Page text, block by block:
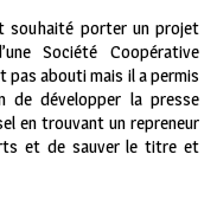
souhaité porter un projet
Société Coopérative
pas abouti mais il a permis
de développer la presse
en trouvant un repreneur
et de sauver le titre et